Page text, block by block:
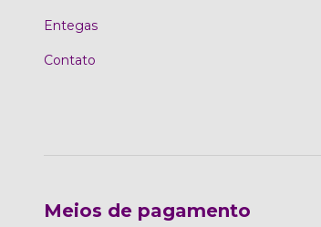
Entegas
Contato
Meios de pagamento